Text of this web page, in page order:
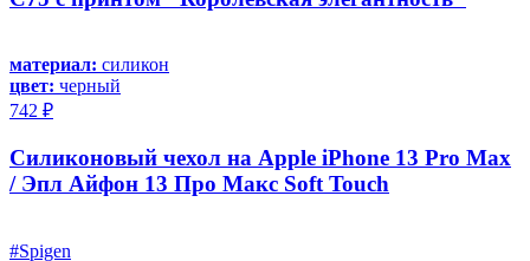
материал: силикон
цвет: черный
742 ₽
Силиконовый чехол на Apple iPhone 13 Pro Max
/ Эпл Айфон 13 Про Макс Soft Touch
#Spigen